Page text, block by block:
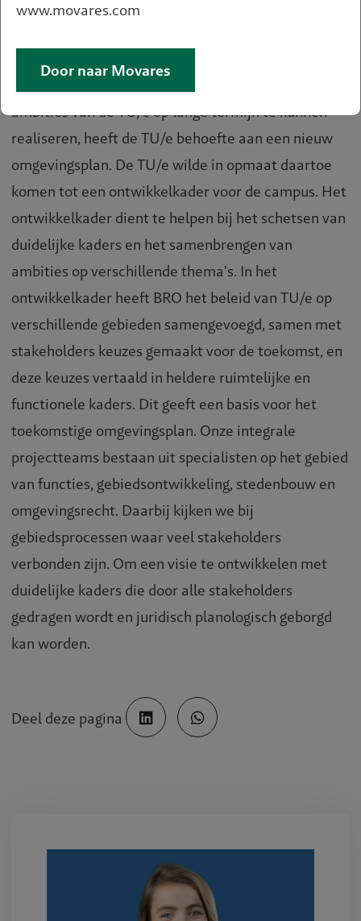
Eindhoven
ambities van de TU/e op lange termijn te kunnen
realiseren, heeft de TU/e behoefte aan een nieuw
omgevingsplan. De TU/e wilde in opmaat daartoe
komen tot een ontwikkelkader voor de campus. Het
ontwikkelkader dient te helpen bij het schetsen van
duidelijke kaders en het samenbrengen van
ambities op verschillende thema's. In het
ontwikkelkader heeft BRO het beleid van TU/e op
verschillende gebieden samengevoegd, samen met
stakeholders keuzes gemaakt voor de toekomst, en
deze keuzes vertaald in heldere ruimtelijke en
functionele kaders. Dit geeft een basis voor het
toekomstige omgevingsplan. Onze integrale
projectteams bestaan uit specialisten op het gebied
van functies, gebiedsontwikkeling, stedenbouw en
omgevingsrecht. Daarbij kijken we bij
gebiedsprocessen waar veel stakeholders
verbonden zijn. Om een visie te ontwikkelen met
duidelijke kaders die door alle stakeholders
gedragen wordt en juridisch planologisch geborgd
kan worden.
Deel deze pagina
www.movares.com
Door naar Movares